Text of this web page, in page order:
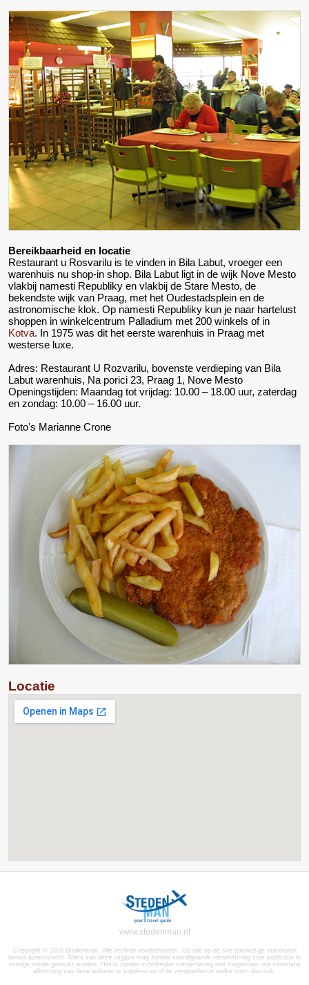
Bereikbaarheid en locatie
Restaurant u Rosvarilu is te vinden in Bila Labut, vroeger een
warenhuis nu shop-in shop. Bila Labut ligt in de wijk Nove Mesto
vlakbij namesti Republiky en vlakbij de Stare Mesto, de
bekendste wijk van Praag, met het Oudestadsplein en de
astronomische klok. Op namesti Republiky kun je naar hartelust
shoppen in winkelcentrum Palladium met 200 winkels of in
Kotva. In 1975 was dit het eerste warenhuis in Praag met
westerse luxe.
Adres: Restaurant U Rozvarilu, bovenste verdieping van Bila
Labut warenhuis, Na porici 23, Praag 1, Nove Mesto
Openingstijden: Maandag tot vrijdag: 10.00 – 18.00 uur, zaterdag
en zondag: 10.00 – 16.00 uur.
Foto's Marianne Crone
Locatie
www.stedenman.nl
Copyright © 2026 Stedenman. Alle rechten voorbehouden. Op alle op de site aanwezige materialen
berust auteursrecht. Niets van deze uitgave mag zonder voorafgaande toestemming voor publicatie in
overige media gebruikt worden. Het is zonder schriftelijke toestemming niet toegestaan om informatie
afkomstig van deze website te kopiëren en of te verspreiden in welke vorm dan ook.